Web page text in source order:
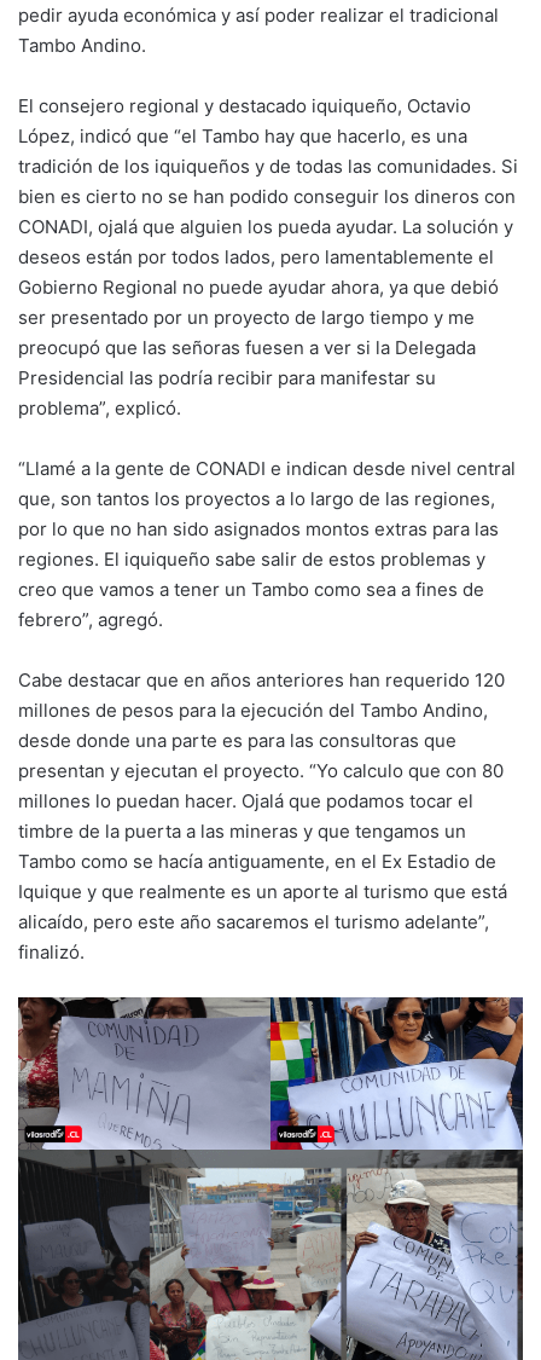
pedir ayuda económica y así poder realizar el tradicional
Tambo Andino.
El consejero regional y destacado iquiqueño, Octavio
López, indicó que “el Tambo hay que hacerlo, es una
tradición de los iquiqueños y de todas las comunidades. Si
bien es cierto no se han podido conseguir los dineros con
CONADI, ojalá que alguien los pueda ayudar. La solución y
deseos están por todos lados, pero lamentablemente el
Gobierno Regional no puede ayudar ahora, ya que debió
ser presentado por un proyecto de largo tiempo y me
preocupó que las señoras fuesen a ver si la Delegada
Presidencial las podría recibir para manifestar su
problema”, explicó.
“Llamé a la gente de CONADI e indican desde nivel central
que, son tantos los proyectos a lo largo de las regiones,
por lo que no han sido asignados montos extras para las
regiones. El iquiqueño sabe salir de estos problemas y
creo que vamos a tener un Tambo como sea a fines de
febrero”, agregó.
Cabe destacar que en años anteriores han requerido 120
millones de pesos para la ejecución del Tambo Andino,
desde donde una parte es para las consultoras que
presentan y ejecutan el proyecto. “Yo calculo que con 80
millones lo puedan hacer. Ojalá que podamos tocar el
timbre de la puerta a las mineras y que tengamos un
Tambo como se hacía antiguamente, en el Ex Estadio de
Iquique y que realmente es un aporte al turismo que está
alicaído, pero este año sacaremos el turismo adelante”,
finalizó.